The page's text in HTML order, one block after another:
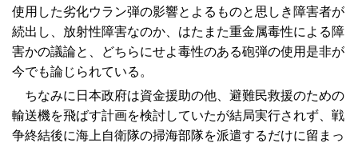
使用した劣化ウラン弾の影響とよるものと思しき障害者が
続出し、放射性障害なのか、はたまた重金属毒性による障
害かの議論と、どちらにせよ毒性のある砲弾の使用是非が
今でも論じられている。
ちなみに日本政府は資金援助の他、避難民救援のための
輸送機を飛ばす計画を検討していたが結局実行されず、戦
争終結後に海上自衛隊の掃海部隊を派遣するだけに留まっ